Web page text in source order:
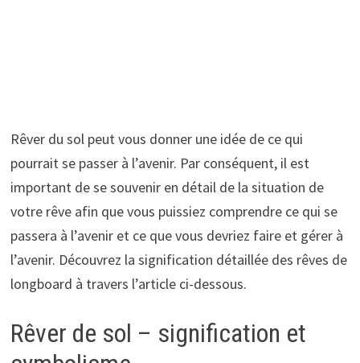
Rêver du sol peut vous donner une idée de ce qui
pourrait se passer à l’avenir. Par conséquent, il est
important de se souvenir en détail de la situation de
votre rêve afin que vous puissiez comprendre ce qui se
passera à l’avenir et ce que vous devriez faire et gérer à
l’avenir. Découvrez la signification détaillée des rêves de
longboard à travers l’article ci-dessous.
Rêver de sol – signification et